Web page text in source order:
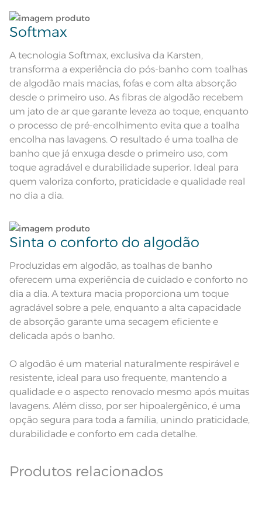
Descrição Visual
Tamanho Banho
Cor Grão
Itens Inclusos
1 Toalha de Banho; 1 Toalha de
Rosto
Medida
Toalha de Banho: 70cm x 1,35m;
Toalha de Rosto: 48cm x 80cm
Instruções de Lavagem
Lavação a 60ºC; Proibido alvejar;
Secar em tambor com
temperatura maxima de 60ºC;
Observações
e modelo do monitor ou do
aparelho celular. Consultar a cor
nas especificações técnicas do
Fios Fio Cardado
Lave tipos de tecidos distintos separadamente;
ciclo;
Lave as peças no ciclo leve, suave ou delicado de
sua lavadora;
Enxágue as peças com bastante água;
Utilize a quantidade mínima de amaciante e sabão;
Ao pendurar as toalhas, recomenda-se sacudi-las
bem;
Softmax
A tecnologia Softmax, exclusiva da Karsten,
transforma a experiência do pós-banho com toalhas
de algodão mais macias, fofas e com alta absorção
desde o primeiro uso. As fibras de algodão recebem
um jato de ar que garante leveza ao toque, enquanto
o processo de pré-encolhimento evita que a toalha
encolha nas lavagens. O resultado é uma toalha de
banho que já enxuga desde o primeiro uso, com
toque agradável e durabilidade superior. Ideal para
quem valoriza conforto, praticidade e qualidade real
no dia a dia.
Sinta o conforto do algodão
Produzidas em algodão, as toalhas de banho
oferecem uma experiência de cuidado e conforto no
dia a dia. A textura macia proporciona um toque
agradável sobre a pele, enquanto a alta capacidade
de absorção garante uma secagem eficiente e
delicada após o banho.
O algodão é um material naturalmente respirável e
resistente, ideal para uso frequente, mantendo a
qualidade e o aspecto renovado mesmo após muitas
lavagens. Além disso, por ser hipoalergênico, é uma
opção segura para toda a família, unindo praticidade,
durabilidade e conforto em cada detalhe.
Produtos relacionados